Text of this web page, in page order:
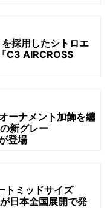
採用したシトロエ
C3 AIRCROSS
ーナメント加飾を纏
新グレー
登場
トミッドサイズ
日本全国展開で発